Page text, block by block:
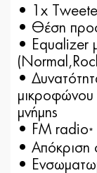
• 1x
• Θέση
• Equalizer
•
μικροφώνου
μνήμης
• FM radio*
• Απόκριση
•